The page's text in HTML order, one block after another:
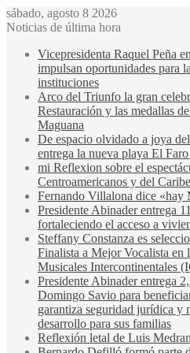
sábado, agosto 8 2026
Noticias de última hora
Vicepresidenta Raquel Peña
impulsan oportunidades para
instituciones
Arco del Triunfo la gran
Restauración y las medallas
Maguana
De espacio olvidado a joya
entrega la nueva playa El
mi Reflexion sobre el
Centroamericanos y del
Fernando Villalona dice «hay
Presidente Abinader entrega
fortaleciendo el acceso a
Steffany Constanza es
Finalista a Mejor Vocalista en
Musicales Intercontinentales
Presidente Abinader entrega
Domingo Savio para
garantiza seguridad jurídica y
desarrollo para sus familias
Reflexión letal de Luis